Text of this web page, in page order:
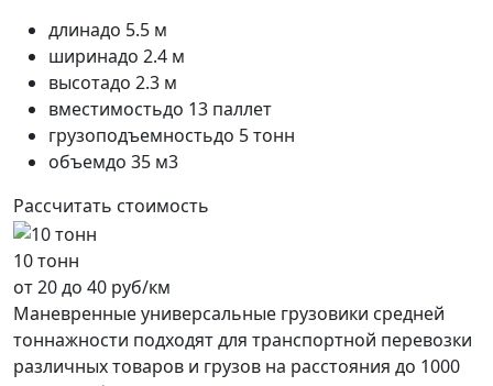
длинадо 5.5 м
ширинадо 2.4 м
высотадо 2.3 м
вместимостьдо 13 паллет
грузоподъемностьдо 5 тонн
объемдо 35 м3
Рассчитать стоимость
10 тонн
от 20 до 40 руб/км
Маневренные универсальные грузовики средней
тоннажности подходят для транспортной перевозки
различных товаров и грузов на расстояния до 1000